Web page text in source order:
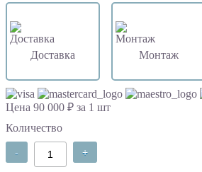
Доставка Монтаж
Цена 90 000 ₽ за 1 шт
Количество
- +